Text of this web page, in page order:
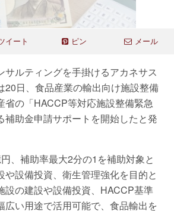
イート ピン メール
サルティングを手掛けるアカネサス
20日、食品産業の輸出向け施設整備
省の「HACCP等対応施設整備緊急
補助金申請サポートを開始したと発
、補助率最大2分の1を補助対象と
や設備投資、衛生管理強化を目的と
設の建設や設備投資、HACCP基準
広い用途で活用可能で、食品輸出を